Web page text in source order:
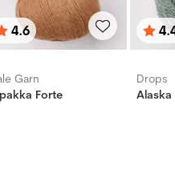
4.6
5 mulige
Garn
Forte
av 5
Drops
Alaska